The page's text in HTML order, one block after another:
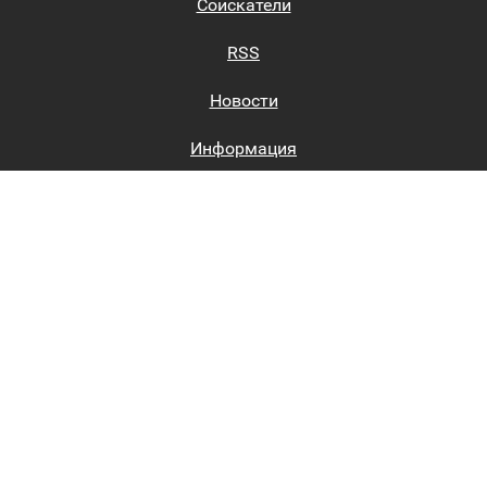
Соискатели
RSS
Новости
Информация